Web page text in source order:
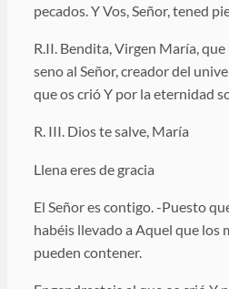
pecados. Y Vos, Señor, tened
R.II. Bendita, Virgen María,
seno al Señor, creador del
que os crió Y por la eternidad
R. III. Dios te salve, María
Llena eres de gracia
El Señor es contigo. -Puesto
habéis llevado a Aquel que los
pueden contener.